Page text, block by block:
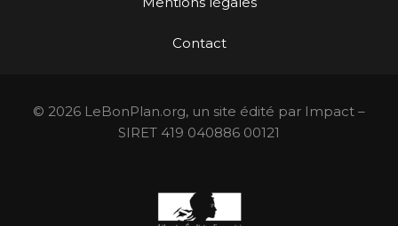
Contact
© 2026 LeBonPlan.org, un site édité par Impact –
SIRET 419 040886 00121